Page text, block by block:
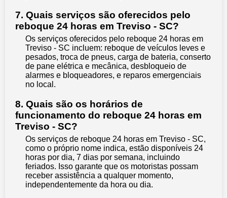
7. Quais serviços são oferecidos pelo
reboque 24 horas em Treviso - SC?
Os serviços oferecidos pelo reboque 24 horas em
Treviso - SC incluem: reboque de veículos leves e
pesados, troca de pneus, carga de bateria, conserto
de pane elétrica e mecânica, desbloqueio de
alarmes e bloqueadores, e reparos emergenciais
no local.
8. Quais são os horários de
funcionamento do reboque 24 horas em
Treviso - SC?
Os serviços de reboque 24 horas em Treviso - SC,
como o próprio nome indica, estão disponíveis 24
horas por dia, 7 dias por semana, incluindo
feriados. Isso garante que os motoristas possam
receber assistência a qualquer momento,
independentemente da hora ou dia.